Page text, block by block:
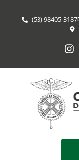
(53) 98405-3187